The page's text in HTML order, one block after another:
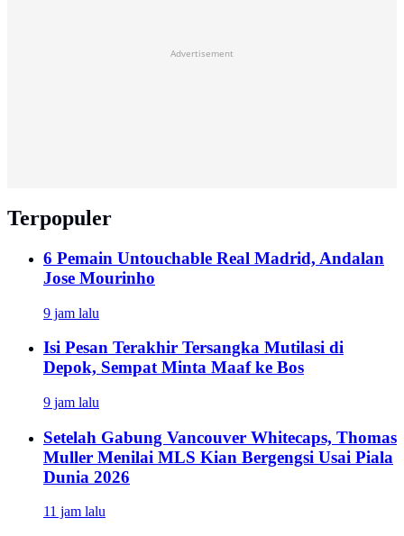
Advertisement
Terpopuler
6 Pemain Untouchable Real Madrid, Andalan
Jose Mourinho
9 jam lalu
Isi Pesan Terakhir Tersangka Mutilasi di
Depok, Sempat Minta Maaf ke Bos
9 jam lalu
Setelah Gabung Vancouver Whitecaps, Thomas
Muller Menilai MLS Kian Bergengsi Usai Piala
Dunia 2026
11 jam lalu